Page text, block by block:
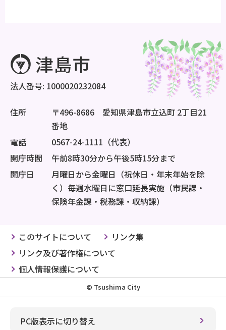
法人番号: 1000020232084
住所
〒496-8686 愛知県津島市立込町 2丁目21
番地
電話
0567-24-1111（代表）
開庁時間
午前8時30分から午後5時15分まで
開庁日
月曜日から金曜日（祝休日・年末年始を除
く）毎週水曜日に窓口延長実施（市民課・
保険年金課・税務課・収納課）
このサイトについて
リンク集
リンク及び著作権について
個人情報保護について
© Tsushima City
PC版表示に切り替え